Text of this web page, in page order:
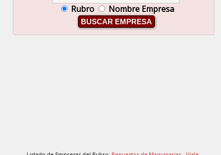
Rubro Nombre Empresa
BUSCAR EMPRESA